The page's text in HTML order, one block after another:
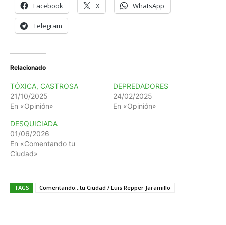
Facebook X WhatsApp
Telegram
Relacionado
TÓXICA, CASTROSA
21/10/2025
En «Opinión»
DEPREDADORES
24/02/2025
En «Opinión»
DESQUICIADA
01/06/2026
En «Comentando tu
Ciudad»
TAGS Comentando...tu Ciudad / Luis Repper Jaramillo